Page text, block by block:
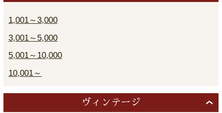
1,001～3,000
3,001～5,000
5,001～10,000
10,001～
ヴィンテージ